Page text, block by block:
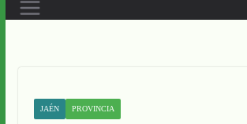
JAÉN PROVINCIA